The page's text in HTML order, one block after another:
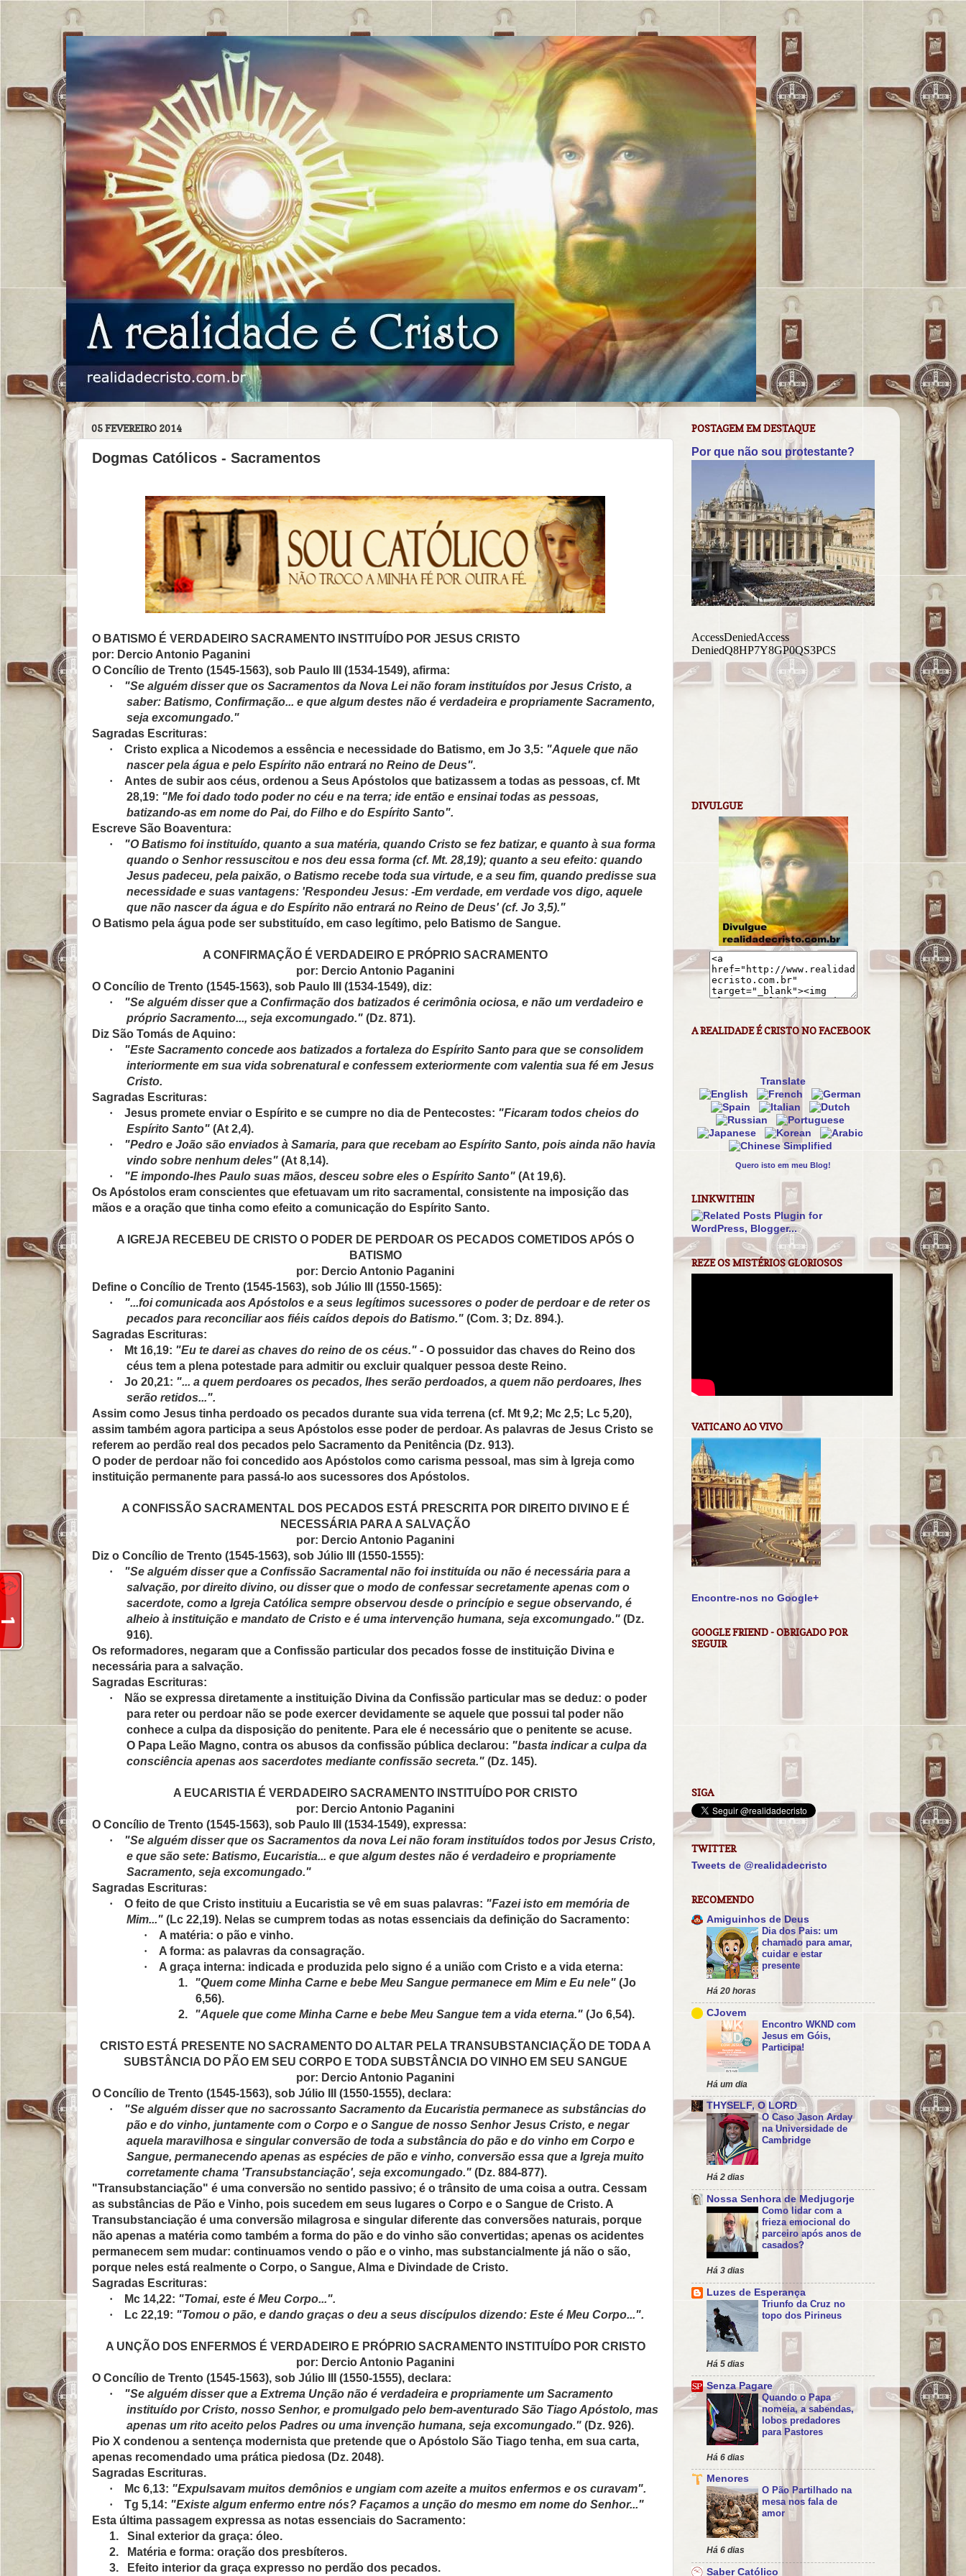
05 FEVEREIRO 2014
Dogmas Católicos - Sacramentos
O BATISMO É VERDADEIRO SACRAMENTO INSTITUÍDO POR JESUS CRISTO
por: Dercio Antonio Paganini
O Concílio de Trento (1545-1563), sob Paulo III (1534-1549), afirma:
·
"Se alguém disser que os Sacramentos da Nova Lei não foram instituídos por Jesus Cristo, a
saber: Batismo, Confirmação... e que algum destes não é verdadeira e propriamente Sacramento,
seja excomungado."
Sagradas Escrituras:
·
Cristo explica a Nicodemos a essência e necessidade do Batismo, em Jo 3,5: "Aquele que não
nascer pela água e pelo Espírito não entrará no Reino de Deus".
·
Antes de subir aos céus, ordenou a Seus Apóstolos que batizassem a todas as pessoas, cf. Mt
28,19: "Me foi dado todo poder no céu e na terra; ide então e ensinai todas as pessoas,
batizando-as em nome do Pai, do Filho e do Espírito Santo".
Escreve São Boaventura:
·
"O Batismo foi instituído, quanto a sua matéria, quando Cristo se fez batizar, e quanto à sua forma
quando o Senhor ressuscitou e nos deu essa forma (cf. Mt. 28,19); quanto a seu efeito: quando
Jesus padeceu, pela paixão, o Batismo recebe toda sua virtude, e a seu fim, quando predisse sua
necessidade e suas vantagens: 'Respondeu Jesus: -Em verdade, em verdade vos digo, aquele
que não nascer da água e do Espírito não entrará no Reino de Deus' (cf. Jo 3,5)."
O Batismo pela água pode ser substituído, em caso legítimo, pelo Batismo de Sangue.
A CONFIRMAÇÃO É VERDADEIRO E PRÓPRIO SACRAMENTO
por: Dercio Antonio Paganini
O Concílio de Trento (1545-1563), sob Paulo III (1534-1549), diz:
·
"Se alguém disser que a Confirmação dos batizados é cerimônia ociosa, e não um verdadeiro e
próprio Sacramento..., seja excomungado." (Dz. 871).
Diz São Tomás de Aquino:
·
"Este Sacramento concede aos batizados a fortaleza do Espírito Santo para que se consolidem
interiormente em sua vida sobrenatural e confessem exteriormente com valentia sua fé em Jesus
Cristo.
Sagradas Escrituras:
·
Jesus promete enviar o Espírito e se cumpre no dia de Pentecostes: "Ficaram todos cheios do
Espírito Santo" (At 2,4).
·
"Pedro e João são enviados à Samaria, para que recebam ao Espírito Santo, pois ainda não havia
vindo sobre nenhum deles" (At 8,14).
·
"E impondo-lhes Paulo suas mãos, desceu sobre eles o Espírito Santo" (At 19,6).
Os Apóstolos eram conscientes que efetuavam um rito sacramental, consistente na imposição das
mãos e a oração que tinha como efeito a comunicação do Espírito Santo.
A IGREJA RECEBEU DE CRISTO O PODER DE PERDOAR OS PECADOS COMETIDOS APÓS O
BATISMO
por: Dercio Antonio Paganini
Define o Concílio de Trento (1545-1563), sob Júlio III (1550-1565):
·
"...foi comunicada aos Apóstolos e a seus legítimos sucessores o poder de perdoar e de reter os
pecados para reconciliar aos fiéis caídos depois do Batismo." (Com. 3; Dz. 894.).
Sagradas Escrituras:
·
Mt 16,19: "Eu te darei as chaves do reino de os céus." - O possuidor das chaves do Reino dos
céus tem a plena potestade para admitir ou excluir qualquer pessoa deste Reino.
·
Jo 20,21: "... a quem perdoares os pecados, lhes serão perdoados, a quem não perdoares, lhes
serão retidos...".
Assim como Jesus tinha perdoado os pecados durante sua vida terrena (cf. Mt 9,2; Mc 2,5; Lc 5,20),
assim também agora participa a seus Apóstolos esse poder de perdoar. As palavras de Jesus Cristo se
referem ao perdão real dos pecados pelo Sacramento da Penitência (Dz. 913).
O poder de perdoar não foi concedido aos Apóstolos como carisma pessoal, mas sim à Igreja como
instituição permanente para passá-lo aos sucessores dos Apóstolos.
A CONFISSÃO SACRAMENTAL DOS PECADOS ESTÁ PRESCRITA POR DIREITO DIVINO E É
NECESSÁRIA PARA A SALVAÇÃO
por: Dercio Antonio Paganini
Diz o Concílio de Trento (1545-1563), sob Júlio III (1550-1555):
·
"Se alguém disser que a Confissão Sacramental não foi instituída ou não é necessária para a
salvação, por direito divino, ou disser que o modo de confessar secretamente apenas com o
sacerdote, como a Igreja Católica sempre observou desde o princípio e segue observando, é
alheio à instituição e mandato de Cristo e é uma intervenção humana, seja excomungado." (Dz.
916).
Os reformadores, negaram que a Confissão particular dos pecados fosse de instituição Divina e
necessária para a salvação.
Sagradas Escrituras:
·
Não se expressa diretamente a instituição Divina da Confissão particular mas se deduz: o poder
para reter ou perdoar não se pode exercer devidamente se aquele que possui tal poder não
conhece a culpa da disposição do penitente. Para ele é necessário que o penitente se acuse.
O Papa Leão Magno, contra os abusos da confissão pública declarou: "basta indicar a culpa da
consciência apenas aos sacerdotes mediante confissão secreta." (Dz. 145).
A EUCARISTIA É VERDADEIRO SACRAMENTO INSTITUÍDO POR CRISTO
por: Dercio Antonio Paganini
O Concílio de Trento (1545-1563), sob Paulo III (1534-1549), expressa:
·
"Se alguém disser que os Sacramentos da nova Lei não foram instituídos todos por Jesus Cristo,
e que são sete: Batismo, Eucaristia... e que algum destes não é verdadeiro e propriamente
Sacramento, seja excomungado."
Sagradas Escrituras:
·
O feito de que Cristo instituiu a Eucaristia se vê em suas palavras: "Fazei isto em memória de
Mim..." (Lc 22,19). Nelas se cumprem todas as notas essenciais da definição do Sacramento:
·
A matéria: o pão e vinho.
·
A forma: as palavras da consagração.
·
A graça interna: indicada e produzida pelo signo é a união com Cristo e a vida eterna:
1.
"Quem come Minha Carne e bebe Meu Sangue permanece em Mim e Eu nele" (Jo
6,56).
2.
"Aquele que come Minha Carne e bebe Meu Sangue tem a vida eterna." (Jo 6,54).
CRISTO ESTÁ PRESENTE NO SACRAMENTO DO ALTAR PELA TRANSUBSTANCIAÇÃO DE TODA A
SUBSTÂNCIA DO PÃO EM SEU CORPO E TODA SUBSTÂNCIA DO VINHO EM SEU SANGUE
por: Dercio Antonio Paganini
O Concílio de Trento (1545-1563), sob Júlio III (1550-1555), declara:
·
"Se alguém disser que no sacrossanto Sacramento da Eucaristia permanece as substâncias do
pão e do vinho, juntamente com o Corpo e o Sangue de nosso Senhor Jesus Cristo, e negar
aquela maravilhosa e singular conversão de toda a substância do pão e do vinho em Corpo e
Sangue, permanecendo apenas as espécies de pão e vinho, conversão essa que a Igreja muito
corretamente chama 'Transubstanciação', seja excomungado." (Dz. 884-877).
"Transubstanciação" é uma conversão no sentido passivo; é o trânsito de uma coisa a outra. Cessam
as substâncias de Pão e Vinho, pois sucedem em seus lugares o Corpo e o Sangue de Cristo. A
Transubstanciação é uma conversão milagrosa e singular diferente das conversões naturais, porque
não apenas a matéria como também a forma do pão e do vinho são convertidas; apenas os acidentes
permanecem sem mudar: continuamos vendo o pão e o vinho, mas substancialmente já não o são,
porque neles está realmente o Corpo, o Sangue, Alma e Divindade de Cristo.
Sagradas Escrituras:
·
Mc 14,22: "Tomai, este é Meu Corpo...".
·
Lc 22,19: "Tomou o pão, e dando graças o deu a seus discípulos dizendo: Este é Meu Corpo...".
A UNÇÃO DOS ENFERMOS É VERDADEIRO E PRÓPRIO SACRAMENTO INSTITUÍDO POR CRISTO
por: Dercio Antonio Paganini
O Concílio de Trento (1545-1563), sob Júlio III (1550-1555), declara:
·
"Se alguém disser que a Extrema Unção não é verdadeira e propriamente um Sacramento
instituído por Cristo, nosso Senhor, e promulgado pelo bem-aventurado São Tiago Apóstolo, mas
apenas um rito aceito pelos Padres ou uma invenção humana, seja excomungado." (Dz. 926).
Pio X condenou a sentença modernista que pretende que o Apóstolo São Tiago tenha, em sua carta,
apenas recomendado uma prática piedosa (Dz. 2048).
Sagradas Escrituras.
·
Mc 6,13: "Expulsavam muitos demônios e ungiam com azeite a muitos enfermos e os curavam".
·
Tg 5,14: "Existe algum enfermo entre nós? Façamos a unção do mesmo em nome do Senhor..."
Esta última passagem expressa as notas essenciais do Sacramento:
1.
Sinal exterior da graça: óleo.
2.
Matéria e forma: oração dos presbíteros.
3.
Efeito interior da graça expresso no perdão dos pecados.
POSTAGEM EM DESTAQUE
Por que não sou protestante?
DIVULGUE
A REALIDADE É CRISTO NO FACEBOOK
Translate
Quero isto em meu Blog!
LINKWITHIN
REZE OS MISTÉRIOS GLORIOSOS
VATICANO AO VIVO
Encontre-nos no Google+
GOOGLE FRIEND - OBRIGADO POR
SEGUIR
SIGA
TWITTER
Tweets de @realidadecristo
RECOMENDO
Amiguinhos de Deus
Dia dos Pais: um
chamado para amar,
cuidar e estar
presente
Há 20 horas
CJovem
Encontro WKND com
Jesus em Góis,
Participa!
Há um dia
THYSELF, O LORD
O Caso Jason Arday
na Universidade de
Cambridge
Há 2 dias
Nossa Senhora de Medjugorje
Como lidar com a
frieza emocional do
parceiro após anos de
casados?
Há 3 dias
Luzes de Esperança
Triunfo da Cruz no
topo dos Pirineus
Há 5 dias
Senza Pagare
Quando o Papa
nomeia, a sabendas,
lobos predadores
para Pastores
Há 6 dias
Menores
O Pão Partilhado na
mesa nos fala de
amor
Há 6 dias
Saber Católico